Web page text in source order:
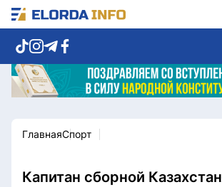
Новости столицы
Спорт
Культура
ГлавнаяСпорт
Капитан сборной